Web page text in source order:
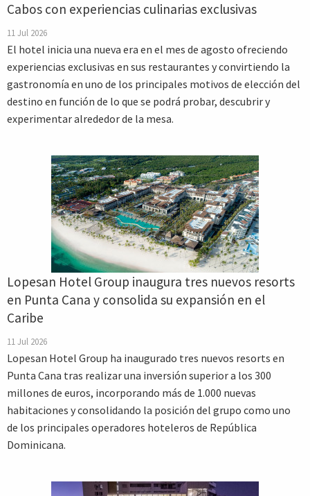
Cabos con experiencias culinarias exclusivas
11 Jul 2026
El hotel inicia una nueva era en el mes de agosto ofreciendo
experiencias exclusivas en sus restaurantes y convirtiendo la
gastronomía en uno de los principales motivos de elección del
destino en función de lo que se podrá probar, descubrir y
experimentar alrededor de la mesa.
Lopesan Hotel Group inaugura tres nuevos resorts
en Punta Cana y consolida su expansión en el
Caribe
11 Jul 2026
Lopesan Hotel Group ha inaugurado tres nuevos resorts en
Punta Cana tras realizar una inversión superior a los 300
millones de euros, incorporando más de 1.000 nuevas
habitaciones y consolidando la posición del grupo como uno
de los principales operadores hoteleros de República
Dominicana.